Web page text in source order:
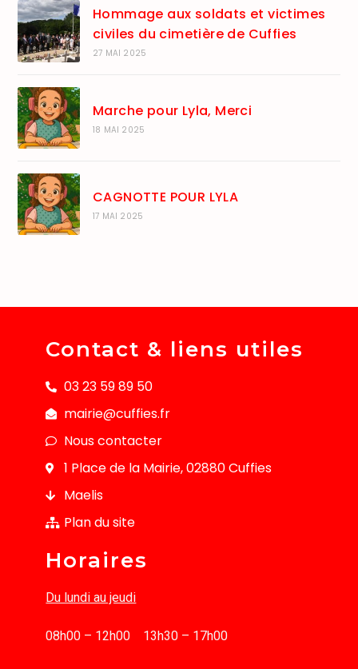
Hommage aux soldats et victimes
civiles du cimetière de Cuffies
27 MAI 2025
Marche pour Lyla, Merci
18 MAI 2025
CAGNOTTE POUR LYLA
17 MAI 2025
Contact & liens utiles
03 23 59 89 50
mairie@cuffies.fr
Nous contacter
1 Place de la Mairie, 02880 Cuffies
Maelis
Plan du site
Horaires
Du lundi au jeudi
08h00 – 12h00 13h30 – 17h00